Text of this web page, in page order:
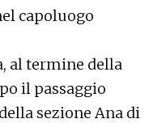
capoluogo
al termine della
il passaggio
sezione Ana di